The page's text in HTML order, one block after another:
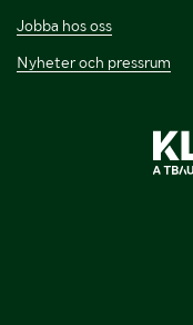
Jobba hos oss
Nyheter och pressrum